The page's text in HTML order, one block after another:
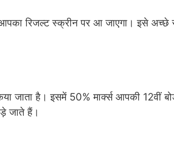
रिजल्ट स्क्रीन पर आ जाएगा। इसे
जाता है। इसमें 50% मार्क्स आपकी 12वीं
जाते हैं।